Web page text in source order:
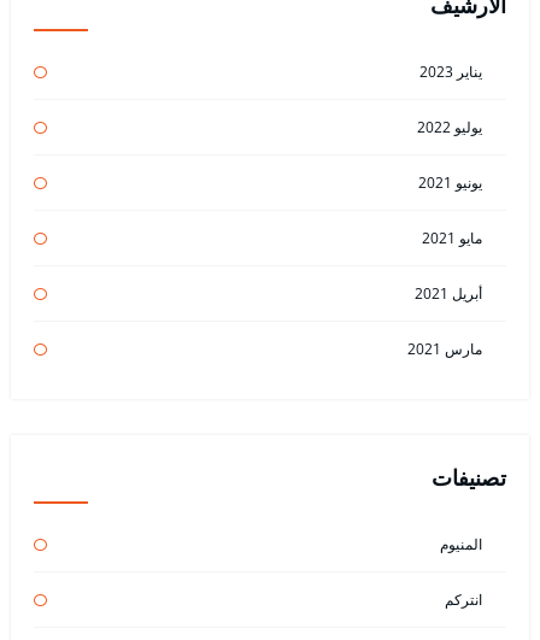
يناير 2023
يوليو 2022
يونيو 2021
مايو 2021
أبريل 2021
مارس 2021
تصنيفات
المنيوم
انتركم